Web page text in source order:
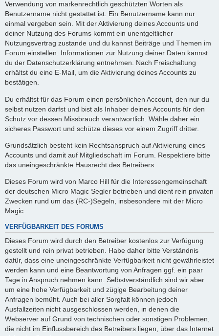
Verwendung von markenrechtlich geschützten Worten als
Benutzername nicht gestattet ist. Ein Benutzername kann nur
einmal vergeben sein. Mit der Aktivierung deines Accounts und
deiner Nutzung des Forums kommt ein unentgeltlicher
Nutzungsvertrag zustande und du kannst Beiträge und Themen im
Forum einstellen. Informationen zur Nutzung deiner Daten kannst
du der Datenschutzerklärung entnehmen. Nach Freischaltung
erhältst du eine E-Mail, um die Aktivierung deines Accounts zu
bestätigen.
Du erhältst für das Forum einen persönlichen Account, den nur du
selbst nutzen darfst und bist als Inhaber deines Accounts für den
Schutz vor dessen Missbrauch verantwortlich. Wähle daher ein
sicheres Passwort und schütze dieses vor einem Zugriff dritter.
Grundsätzlich besteht kein Rechtsanspruch auf Aktivierung eines
Accounts und damit auf Mitgliedschaft im Forum. Respektiere bitte
das uneingeschränkte Hausrecht des Betreibers.
Dieses Forum wird von Marco Hill für die Interessengemeinschaft
der deutschen Micro Magic Segler betrieben und dient rein privaten
Zwecken rund um das (RC-)Segeln, insbesondere mit der Micro
Magic.
VERFÜGBARKEIT DES FORUMS
Dieses Forum wird durch den Betreiber kostenlos zur Verfügung
gestellt und rein privat betrieben. Habe daher bitte Verständnis
dafür, dass eine uneingeschränkte Verfügbarkeit nicht gewährleistet
werden kann und eine Beantwortung von Anfragen ggf. ein paar
Tage in Anspruch nehmen kann. Selbstverständlich sind wir aber
um eine hohe Verfügbarkeit und zügige Bearbeitung deiner
Anfragen bemüht. Auch bei aller Sorgfalt können jedoch
Ausfallzeiten nicht ausgeschlossen werden, in denen die
Webserver auf Grund von technischen oder sonstigen Problemen,
die nicht im Einflussbereich des Betreibers liegen, über das Internet